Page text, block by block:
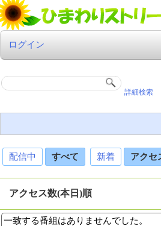
ログイン
詳細検索
配信中 すべて 新着 アクセ
アクセス数(本日)順
一致する番組はありませんでした。